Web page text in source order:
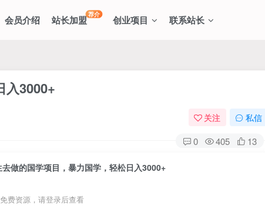
会员介绍 站长加盟荐介 创业项目 联系站长
入3000+
关注 私信
0 405 13
做的国学项目，暴力国学，轻松日入3000+
费资源，请登录后查看